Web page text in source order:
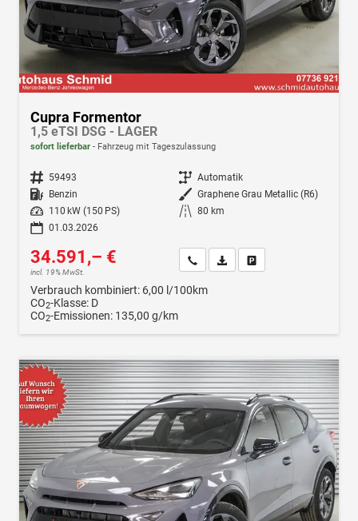
Cupra Formentor
1,5 eTSI DSG - LAGER
sofort lieferbar Fahrzeug mit Tageszulassung
Fahrzeugnr. 59493 Getriebe Automatik
Kraftstoff Benzin Außenfarbe Graphene Grau Metallic (R6)
Leistung
110 kW (150 PS) Kilometerstand 80 km
01.03.2026
34.591,– €
incl. 19% MwSt.
Wir rufen Sie anFahrzeugexposé (PDF)
Verbrauch kombiniert: 6,00 l/100km
CO2-Klasse: D
CO2-Emissionen: 135,00 g/km